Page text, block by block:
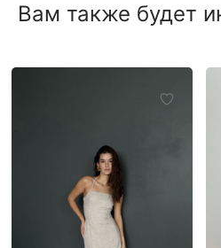
Вам также будет